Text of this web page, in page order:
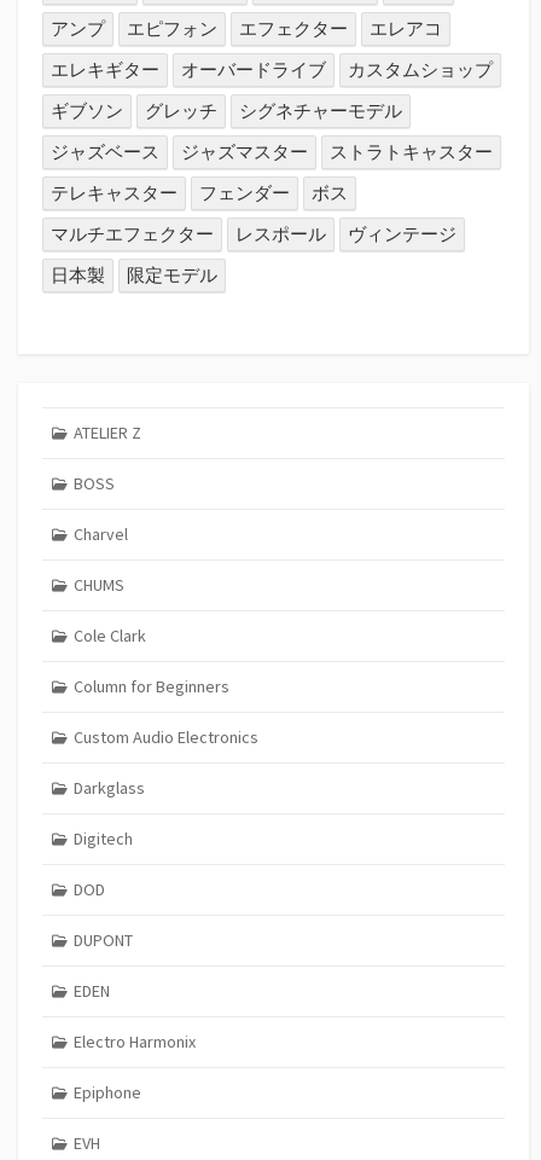
アンプ
エピフォン エフェクター
エレアコ
エレキギター
オーバードライブ
カスタムショップ
ギブソン
グレッチ
シグネチャーモデル
ジャズベース
ジャズマスター
ストラトキャスター
テレキャスター
フェンダー
ボス
マルチエフェクター
レスポール
ヴィンテージ
日本製
限定モデル
ATELIER Z
BOSS
Charvel
CHUMS
Cole Clark
Column for Beginners
Custom Audio Electronics
Darkglass
Digitech
DOD
DUPONT
EDEN
Electro Harmonix
Epiphone
EVH